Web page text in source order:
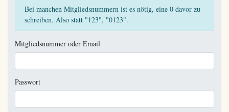
Bei manchen Mitgliedsnummern ist es nötig, eine 0 davor zu
schreiben. Also statt "123", "0123".
Mitgliedsnummer oder Email
Passwort